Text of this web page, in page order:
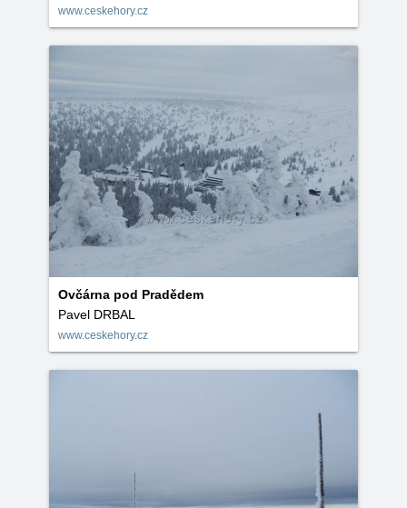
www.ceskehory.cz
Ovčárna pod Pradědem
Pavel DRBAL
www.ceskehory.cz